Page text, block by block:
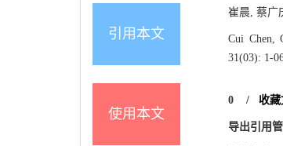
引用本文
崔晨, 蔡广
Cui Chen,
31(03): 1-
使用本文
0 / 收
导出引用